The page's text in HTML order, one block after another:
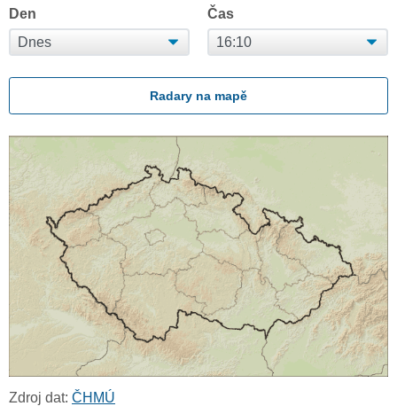
Den Čas
Radary na mapě
Zdroj dat: ČHMÚ